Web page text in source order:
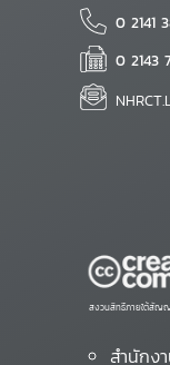
0 2141
0 2143
สงวนสิทธิ์ภายใต้สัญ
สำนักง